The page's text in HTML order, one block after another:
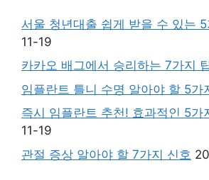
서울 청년대출 쉽게 받을 수 있는
11-19
카카오 배그에서 승리하는 7가지
임플란트 틀니 수명 알아야 할 5가
즉시 임플란트 추천! 효과적인 5가
11-19
관절 증상 알아야 할 7가지 신호